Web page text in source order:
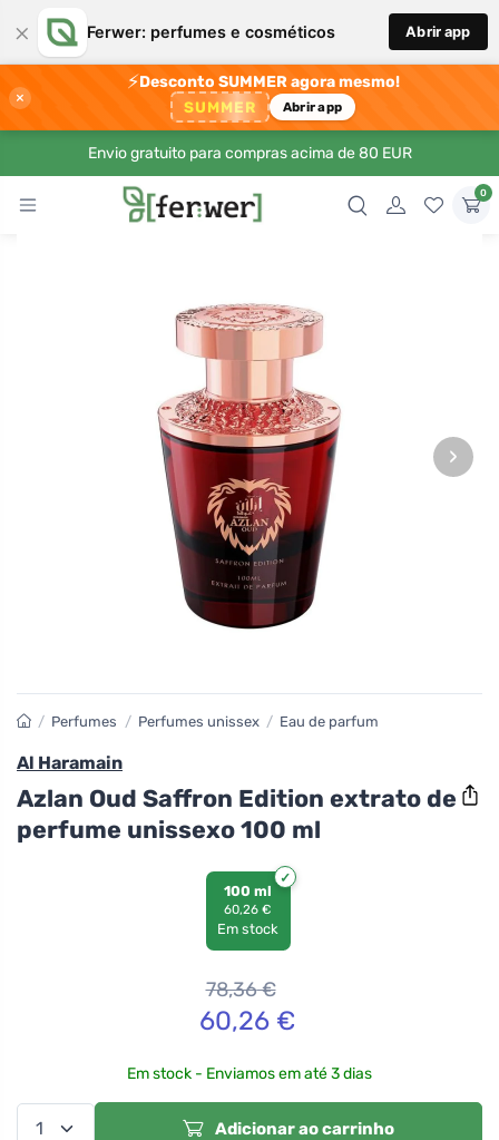
× Ferwer: perfumes e cosméticos Abrir app
×
⚡Desconto SUMMER agora mesmo!
SUMMER Abrir app
Envio gratuito para compras acima de 80 EUR
0
›
/ Perfumes / Perfumes unissex / Eau de parfum
Al Haramain
Azlan Oud Saffron Edition extrato de
perfume unissexo 100 ml
100 ml
60,26 €
Em stock
78,36€
60,26 €
Em stock - Enviamos em até 3 dias
Adicionar ao carrinho